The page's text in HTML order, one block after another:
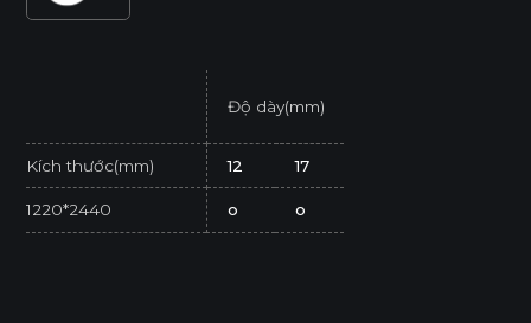
Độ dày(mm)
Kích thước(mm) 12 17
1220*2440 o o